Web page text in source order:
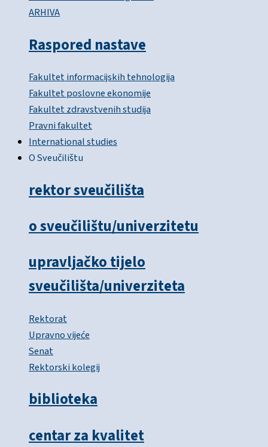
ARHIVA
Raspored nastave
Fakultet informacijskih tehnologija
Fakultet poslovne ekonomije
Fakultet zdravstvenih studija
Pravni fakultet
International studies
O Sveučilištu
rektor sveučilišta
o sveučilištu/univerzitetu
upravljačko tijelo
sveučilišta/univerziteta
Rektorat
Upravno vijeće
Senat
Rektorski kolegij
biblioteka
centar za kvalitet